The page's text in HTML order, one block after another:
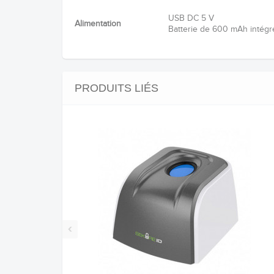
Alimentation
USB DC 5 V
Batterie de 600 mAh
PRODUITS LIÉS
‹